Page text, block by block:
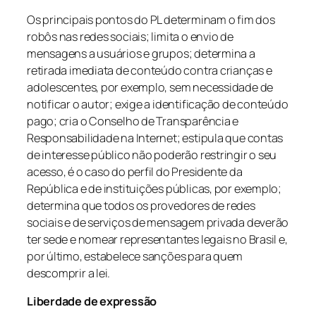
Os principais pontos do PL determinam o fim dos
robôs nas redes sociais; limita o envio de
mensagens a usuários e grupos; determina a
retirada imediata de conteúdo contra crianças e
adolescentes, por exemplo, sem necessidade de
notificar o autor; exige a identificação de conteúdo
pago; cria o Conselho de Transparência e
Responsabilidade na Internet; estipula que contas
de interesse público não poderão restringir o seu
acesso, é o caso do perfil do Presidente da
República e de instituições públicas, por exemplo;
determina que todos os provedores de redes
sociais e de serviços de mensagem privada deverão
ter sede e nomear representantes legais no Brasil e,
por último, estabelece sanções para quem
descomprir a lei.
Liberdade de expressão